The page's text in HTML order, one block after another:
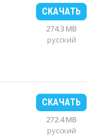
СКАЧАТЬ
274.3 MB
русский
СКАЧАТЬ
272.4 MB
русский